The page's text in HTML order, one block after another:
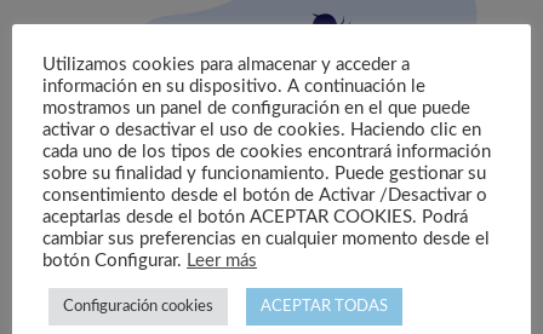
Antes de realizar cualquier tratamiento relacionado con la
fatiga mental o elcansancio psicológico, lo primero es
Utilizamos cookies para almacenar y acceder a
información en su dispositivo. A continuación le
mostramos un panel de configuración en el que puede
activar o desactivar el uso de cookies. Haciendo clic en
cada uno de los tipos de cookies encontrará información
sobre su finalidad y funcionamiento. Puede gestionar su
consentimiento desde el botón de Activar /Desactivar o
aceptarlas desde el botón ACEPTAR COOKIES. Podrá
cambiar sus preferencias en cualquier momento desde el
botón Configurar. Leer más
Configuración cookies ACEPTAR TODAS